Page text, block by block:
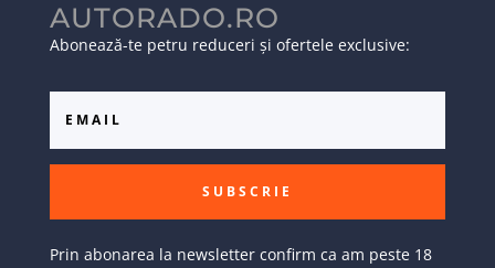
AUTORADO.RO
Abonează-te petru reduceri și ofertele exclusive:
SUBSCRIE
Prin abonarea la newsletter confirm ca am peste 18